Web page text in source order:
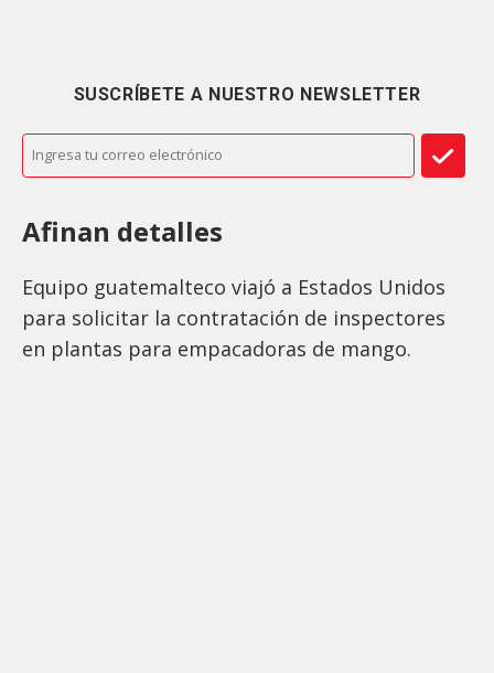
SUSCRÍBETE A NUESTRO NEWSLETTER
Afinan detalles
Equipo guatemalteco viajó a Estados Unidos
para solicitar la contratación de inspectores
en plantas para empacadoras de mango.